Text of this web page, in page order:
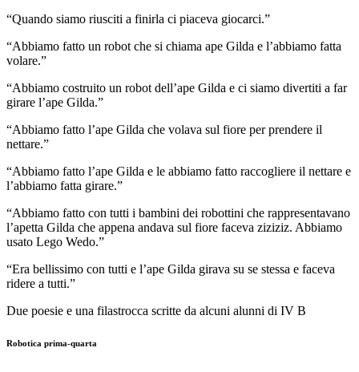
“Quando siamo riusciti a finirla ci piaceva giocarci.”
“Abbiamo fatto un robot che si chiama ape Gilda e l’abbiamo fatta
volare.”
“Abbiamo costruito un robot dell’ape Gilda e ci siamo divertiti a far
girare l’ape Gilda.”
“Abbiamo fatto l’ape Gilda che volava sul fiore per prendere il
nettare.”
“Abbiamo fatto l’ape Gilda e le abbiamo fatto raccogliere il nettare e
l’abbiamo fatta girare.”
“Abbiamo fatto con tutti i bambini dei robottini che rappresentavano
l’apetta Gilda che appena andava sul fiore faceva ziziziz. Abbiamo
usato Lego Wedo.”
“Era bellissimo con tutti e l’ape Gilda girava su se stessa e faceva
ridere a tutti.”
Due poesie e una filastrocca scritte da alcuni alunni di IV B
Robotica prima-quarta